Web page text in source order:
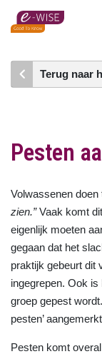
Skip
content
Terug naar
Pesten
Volwassenen doen
zien.”Vaak komt
eigenlijk moeten
gegaan dat het
praktijk gebeurt dit
ingegrepen. Ook
groep gepest
pesten’
Pesten komt